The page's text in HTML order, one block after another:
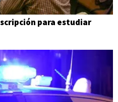
para estudiar